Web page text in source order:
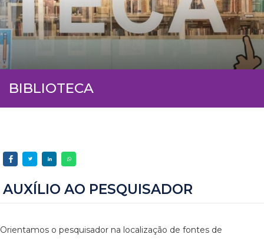
BIBLIOTECA
AUXÍLIO AO PESQUISADOR
Orientamos o pesquisador na localização de fontes de